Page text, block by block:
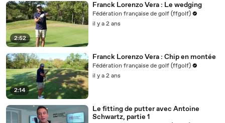
2:52
Franck Lorenzo Vera : Le wedging
Fédération française de golf (ffgolf)
il y a 2 ans
2:14
Franck Lorenzo Vera : Chip en montée
Fédération française de golf (ffgolf)
il y a 2 ans
Le fitting de putter avec Antoine
Schwartz, partie 1